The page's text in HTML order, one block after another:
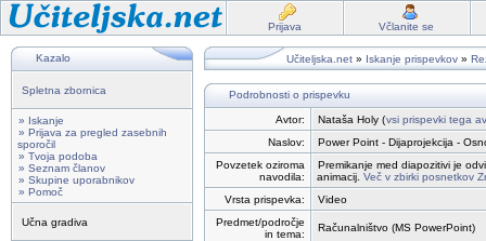
Prijava Včlanite se
Kazalo
Spletna zbornica
» Iskanje
» Prijava za pregled zasebnih
sporočil
» Tvoja podoba
» Seznam članov
» Skupine uporabnikov
» Pomoč
Učna gradiva
Učiteljska.net » Iskanje prispevkov »
Podrobnosti o prispevku
Avtor: Nataša Holy (vsi prispevki tega
Naslov:
Power Point - Dijaprojekcija -
Povzetek oziroma
navodila:
Premikanje med diapozitivi je
animacij. Več v zbirki posnetkov
Vrsta prispevka:
Video
Predmet/področje
in tema:
Računalništvo (MS PowerPoint)